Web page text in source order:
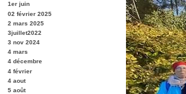
1er juin
02 février 2025
2 mars 2025
3juillet2022
3 nov 2024
4 mars
4 décembre
4 février
4 aout
5 août